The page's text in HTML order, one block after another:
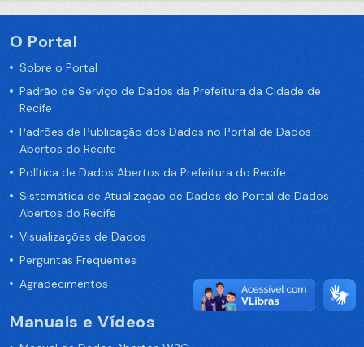
O Portal
Sobre o Portal
Padrão de Serviço de Dados da Prefeitura da Cidade de
Recife
Padrões de Publicação dos Dados no Portal de Dados
Abertos do Recife
Política de Dados Abertos da Prefeitura do Recife
Sistemática de Atualização de Dados do Portal de Dados
Abertos do Recife
Visualizações de Dados
Perguntas Frequentes
Agradecimentos
Manuais e Vídeos